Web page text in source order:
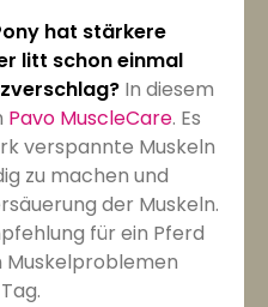
hat stärkere
litt schon einmal
In diesem
Pavo MuscleCare. Es
verspannte Muskeln
zu machen und
der Muskeln.
für ein Pferd